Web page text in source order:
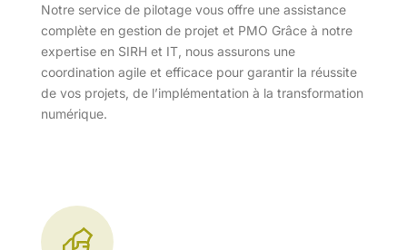
Notre service de pilotage vous offre une assistance
complète en gestion de projet et PMO Grâce à notre
expertise en SIRH et IT, nous assurons une
coordination agile et efficace pour garantir la réussite
de vos projets, de l’implémentation à la transformation
numérique.